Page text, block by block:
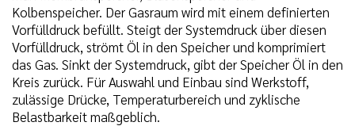
Kolbenspeicher. Der Gasraum wird mit einem definierten
Vorfülldruck befüllt. Steigt der Systemdruck über diesen
Vorfülldruck, strömt Öl in den Speicher und komprimiert
das Gas. Sinkt der Systemdruck, gibt der Speicher Öl in den
Kreis zurück. Für Auswahl und Einbau sind Werkstoff,
zulässige Drücke, Temperaturbereich und zyklische
Belastbarkeit maßgeblich.